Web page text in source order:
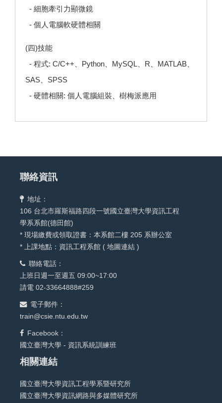
- 細胞牽引力顯微鏡
- 個人電腦軟硬體相關
(四)技能
- 程式: C/C++、Python、MySQL、R、MATLAB、
SAS、SPSS
- 硬體相關: 個人電腦組裝、樹梅派應用
聯絡資訊
地址：
106 台北市羅斯福路四段一號國立臺灣大學資訊工程
學系系館(德田館)
* 現場繳費或領取證書：本系館二樓 205 系辦公室
* 上課地點：資訊工程系館 ( 地圖連結 )
聯絡電話：
上班日週一至週五 09:00~17:00
請電 02-33664888#259
電子郵件：
train@csie.ntu.edu.tw
Facebook：
國立臺灣大學 - 資訊系統訓練班
相關連結
國立臺灣大學資訊工程學系暨研究所
國立臺灣大學資訊網路與多媒體研究所